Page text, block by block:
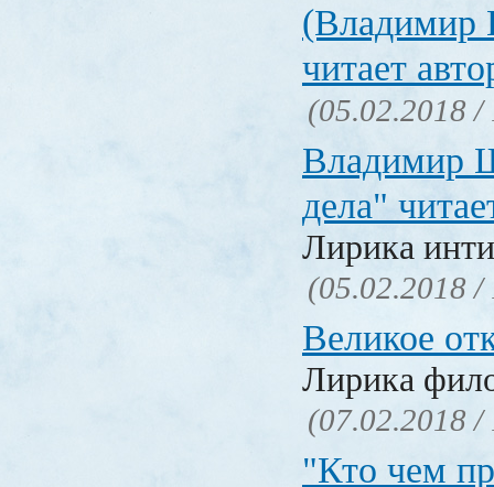
(Владимир
читает
(05.02.2018 /
Владимир
дела"
Лирика
(05.02.2018 /
Великое
Лирика
(07.02.2018 /
"Кто чем